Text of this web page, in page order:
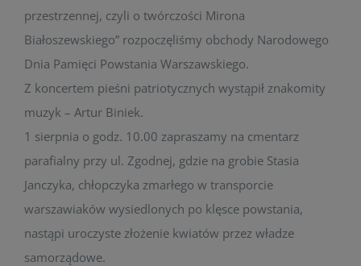
przestrzennej, czyli o twórczości Mirona
Białoszewskiego” rozpoczęliśmy obchody Narodowego
Dnia Pamięci Powstania Warszawskiego.
Z koncertem pieśni patriotycznych wystąpił znakomity
muzyk – Artur Biniek.
1 sierpnia o godz. 10.00 zapraszamy na cmentarz
parafialny przy ul. Zgodnej, gdzie na grobie Stasia
Janczyka, chłopczyka zmarłego w transporcie
warszawiaków wysiedlonych po klęsce powstania,
nastąpi uroczyste złożenie kwiatów przez władze
samorządowe.